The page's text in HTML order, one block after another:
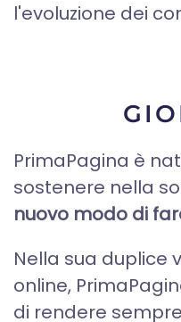
l'evoluzione dei
PrimaPagina è
sostenere nella
nuovo modo di
Nella sua duplice
online,
di rendere